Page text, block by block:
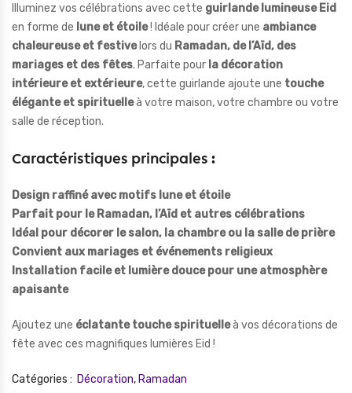
Illuminez vos célébrations avec cette guirlande lumineuse Eid
en forme de lune et étoile! Idéale pour créer une ambiance
chaleureuse et festivelors du Ramadan, de l’Aïd, des
mariages et des fêtes. Parfaite pour la décoration
intérieure et extérieure, cette guirlande ajoute une touche
élégante et spirituelleà votre maison, votre chambre ou votre
salle de réception.
Caractéristiques principales :
Design raffiné avec motifs lune et étoile
Parfait pour le Ramadan, l’Aïd et autres célébrations
Idéal pour décorer le salon, la chambre ou la salle de prière
Convient aux mariages et événements religieux
Installation facile et lumière douce pour une atmosphère
apaisante
Ajoutez une éclatante touche spirituelleà vos décorations de
fête avec ces magnifiques lumières Eid !
Catégories : Décoration, Ramadan